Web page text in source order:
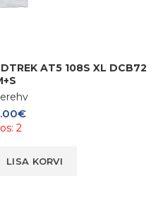
AT5 108S XL DCB72
2
€
LISA KORVI